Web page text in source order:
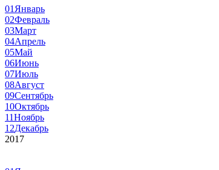
01 Январь
02Февраль
03Март
04Апрель
05Май
06Июнь
07Июль
08Август
09Сентябрь
10Октябрь
11Ноябрь
12Декабрь
2017